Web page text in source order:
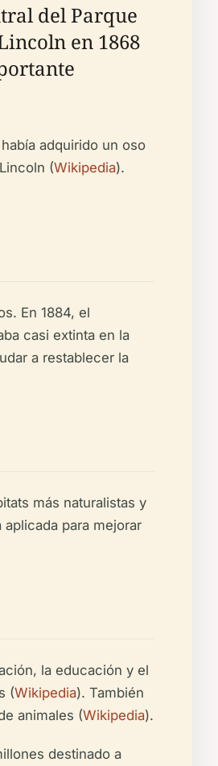
del Parque
en 1868
adquirido un oso
(Wikipedia).
En 1884, el
casi extinta en la
a restablecer la
más naturalistas y
para mejorar
la educación y el
(Wikipedia). También
animales (Wikipedia).
destinado a